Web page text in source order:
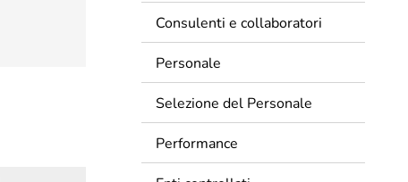
Inviaci una richiesta
Consulenti e collaboratori
Personale
Selezione del Personale
Performance